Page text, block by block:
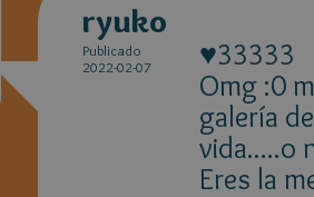
ryuko
Publicado
2022-02-07
♥33333
Omg :0
galería
vida.....o
Eres la